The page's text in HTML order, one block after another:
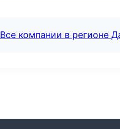
Все компании в регионе